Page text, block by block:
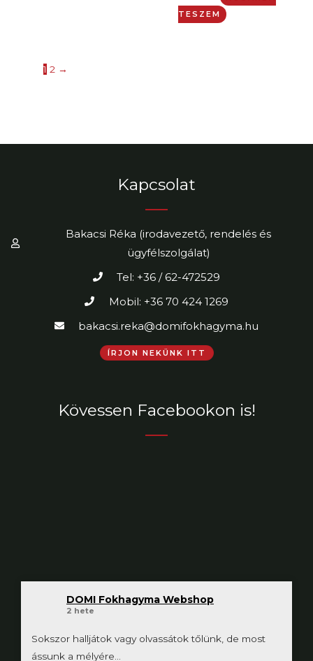
TESZEM
1 2 →
Kapcsolat
Bakacsi Réka (irodavezető, rendelés és
ügyfélszolgálat)
Tel: +36 / 62-472529
Mobil: +36 70 424 1269
bakacsi.reka@domifokhagyma.hu
ÍRJON NEKÜNK ITT
Kövessen Facebookon is!
DOMI Fokhagyma Webshop
2 hete
Sokszor halljátok vagy olvassátok tőlünk, de most
ássunk a mélyére...